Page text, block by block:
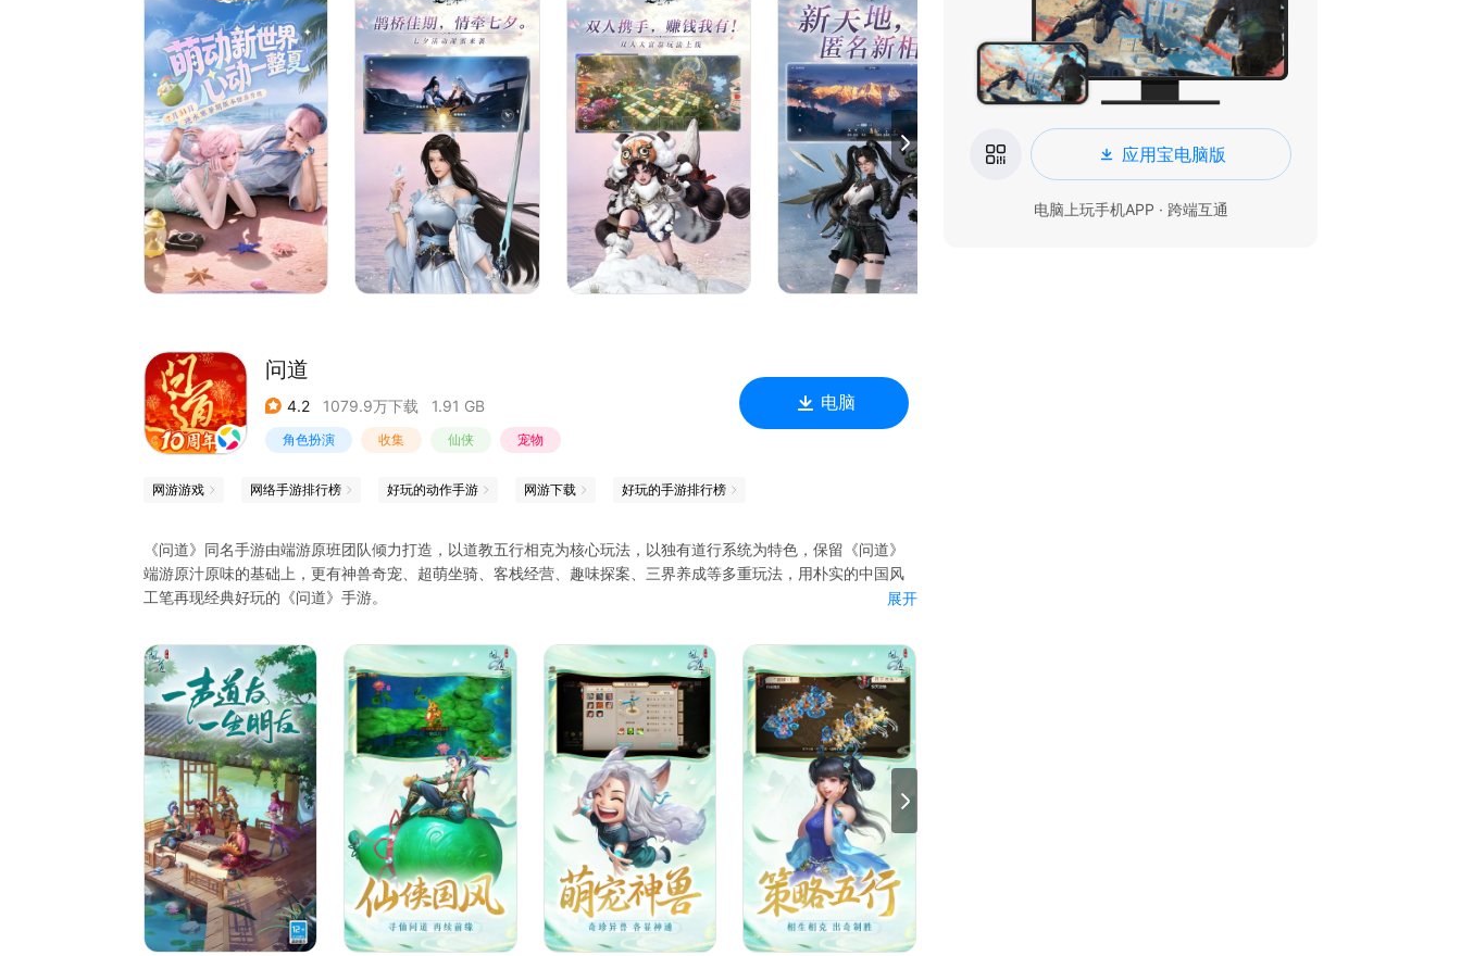
问道
4.2 1079.9万下载 1.91 GB
角色扮演 收集 仙侠 宠物
电脑
网游游戏 网络手游排行榜 好玩的动作手游 网游下载 好玩的手游排行榜
《问道》同名手游由端游原班团队倾力打造，以道教五行相克为核心玩法，以独有道行系统为特色，保留《问道》
端游原汁原味的基础上，更有神兽奇宠、超萌坐骑、客栈经营、趣味探案、三界养成等多重玩法，用朴实的中国风
工笔再现经典好玩的《问道》手游。
展开
应用宝电脑版
电脑上玩手机APP · 跨端互通